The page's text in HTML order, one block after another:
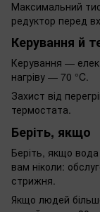
Максимальний
редуктор перед
Керування й
Керування —
нагріву — 70 °C.
Захист від
термостата.
Беріть, якщо
Беріть, якщо
вам ніколи:
стрижня.
Якщо людей